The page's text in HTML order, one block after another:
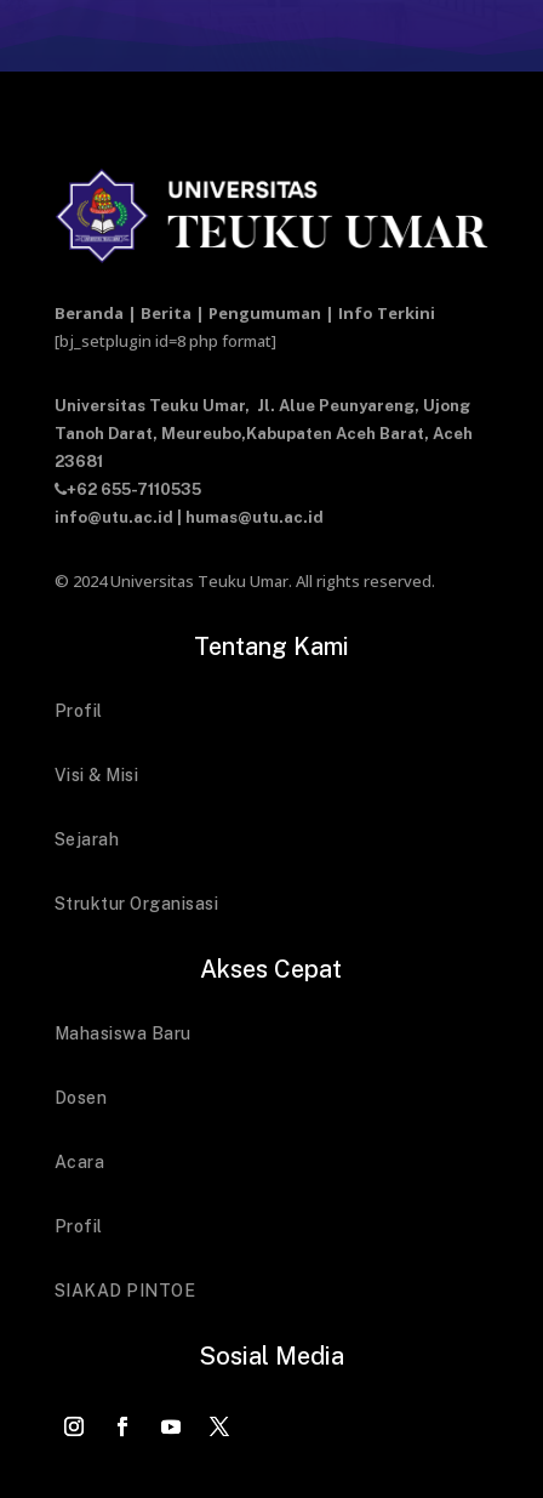
Beranda | Berita | Pengumuman | Info Terkini
[bj_setplugin id=8 php format]
Universitas Teuku Umar, Jl. Alue Peunyareng, Ujong
Tanoh Darat, Meureubo,Kabupaten Aceh Barat, Aceh
23681
+62 655-7110535
info@utu.ac.id
humas@utu.ac.id
© 2024 Universitas Teuku Umar. All rights reserved.
Tentang Kami
Profil
Visi & Misi
Sejarah
Struktur Organisasi
Akses Cepat
Mahasiswa Baru
Dosen
Acara
Profil
SIAKAD PINTOE
Sosial Media